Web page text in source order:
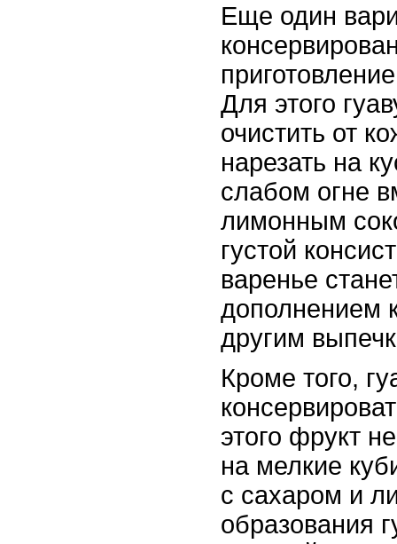
Еще один
Для этого
очистить от
нарезать на
слабом огне
лимонным
густой
варенье
дополнением
другим
Кроме того,
этого фрукт
на мелкие
с сахаром и
образования